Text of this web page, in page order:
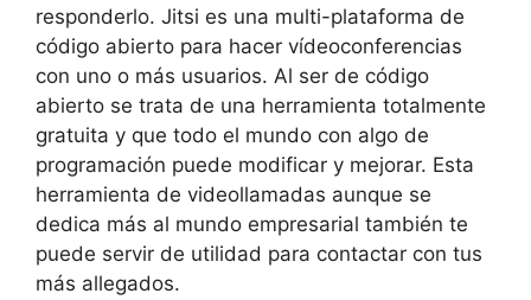
responderlo. Jitsi es una multi-plataforma de
código abierto para hacer vídeoconferencias
con uno o más usuarios. Al ser de código
abierto se trata de una herramienta totalmente
gratuita y que todo el mundo con algo de
programación puede modificar y mejorar. Esta
herramienta de videollamadas aunque se
dedica más al mundo empresarial también te
puede servir de utilidad para contactar con tus
más allegados.